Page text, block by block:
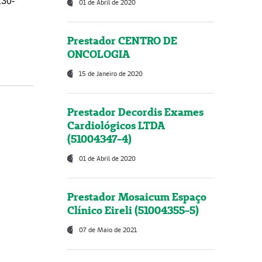
01 de Abril de 2020
Prestador CENTRO DE
ONCOLOGIA
15 de Janeiro de 2020
Prestador Decordis Exames
Cardiológicos LTDA
(51004347-4)
01 de Abril de 2020
Prestador Mosaicum Espaço
Clínico Eireli (51004355-5)
07 de Maio de 2021